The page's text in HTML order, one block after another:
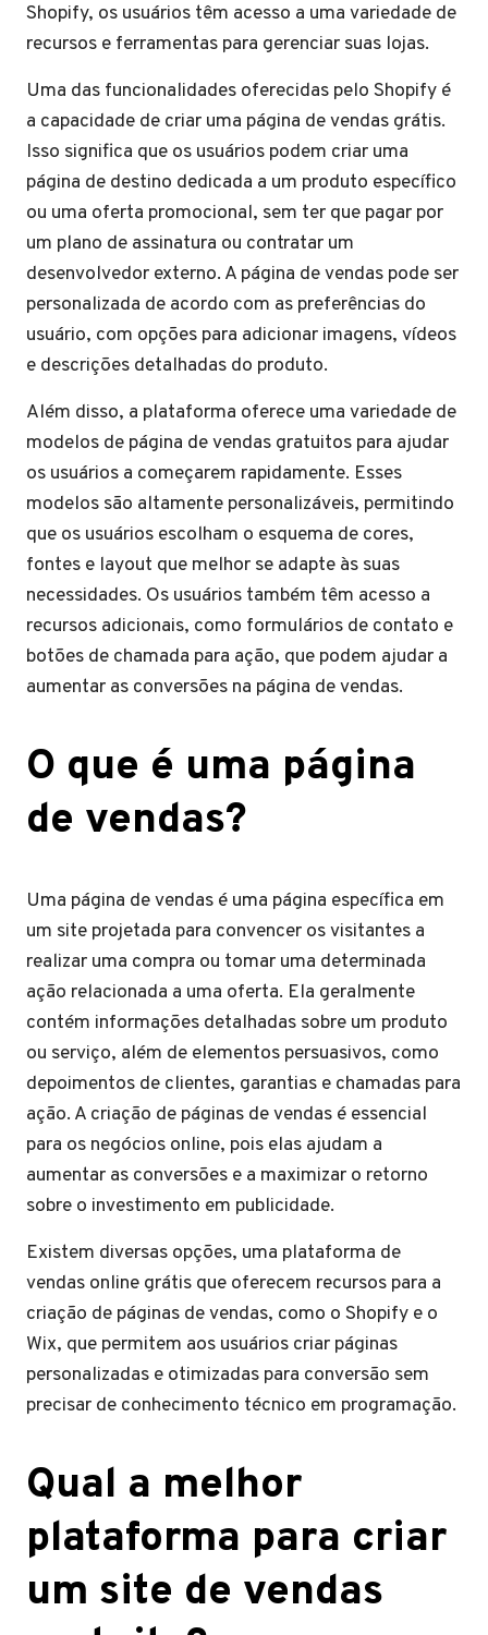
Shopify, os usuários têm acesso a uma variedade de
recursos e ferramentas para gerenciar suas lojas.
Uma das funcionalidades oferecidas pelo Shopify é
a capacidade de criar uma página de vendas grátis.
Isso significa que os usuários podem criar uma
página de destino dedicada a um produto específico
ou uma oferta promocional, sem ter que pagar por
um plano de assinatura ou contratar um
desenvolvedor externo. A página de vendas pode ser
personalizada de acordo com as preferências do
usuário, com opções para adicionar imagens, vídeos
e descrições detalhadas do produto.
Além disso, a plataforma oferece uma variedade de
modelos de página de vendas gratuitos para ajudar
os usuários a começarem rapidamente. Esses
modelos são altamente personalizáveis, permitindo
que os usuários escolham o esquema de cores,
fontes e layout que melhor se adapte às suas
necessidades. Os usuários também têm acesso a
recursos adicionais, como formulários de contato e
botões de chamada para ação, que podem ajudar a
aumentar as conversões na página de vendas.
O que é uma página
de vendas?
Uma página de vendas é uma página específica em
um site projetada para convencer os visitantes a
realizar uma compra ou tomar uma determinada
ação relacionada a uma oferta. Ela geralmente
contém informações detalhadas sobre um produto
ou serviço, além de elementos persuasivos, como
depoimentos de clientes, garantias e chamadas para
ação. A criação de páginas de vendas é essencial
para os negócios online, pois elas ajudam a
aumentar as conversões e a maximizar o retorno
sobre o investimento em publicidade.
Existem diversas opções, uma plataforma de
vendas online grátis que oferecem recursos para a
criação de páginas de vendas, como o Shopify e o
Wix, que permitem aos usuários criar páginas
personalizadas e otimizadas para conversão sem
precisar de conhecimento técnico em programação.
Qual a melhor
plataforma para criar
um site de vendas